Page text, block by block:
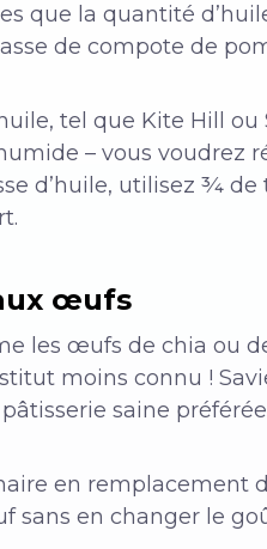
que la quantité
de compote de
tel que Kite Hill ou
– vous voudrez
d’huile, utilisez ¾ de
œufs
les œufs de chia ou
moins connu !
saine
en remplacement
sans en changer le